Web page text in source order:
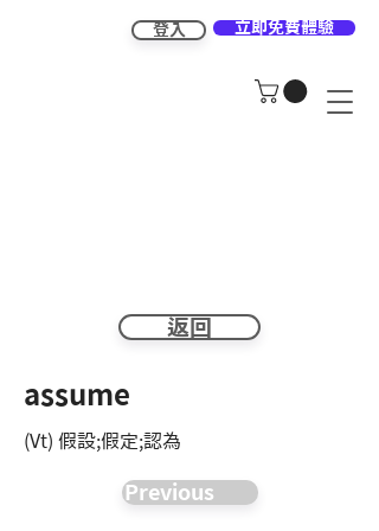
登入 立即免費體驗
返回
assume
(Vt) 假設;假定;認為
Previous